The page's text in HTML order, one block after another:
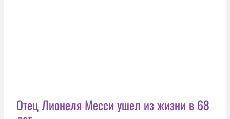
Отец Лионеля Месси ушел из жизни в 68